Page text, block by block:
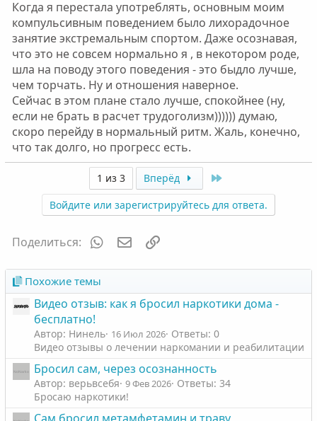
Когда я перестала употреблять, основным моим
компульсивным поведением было лихорадочное
занятие экстремальным спортом. Даже осознавая,
что это не совсем нормально я , в некотором роде,
шла на поводу этого поведения - это быдло лучше,
чем торчать. Ну и отношения наверное.
Сейчас в этом плане стало лучше, спокойнее (ну,
если не брать в расчет трудоголизм)))))) думаю,
скоро перейду в нормальный ритм. Жаль, конечно,
что так долго, но прогресс есть.
1 из 3 Вперёд
Войдите или зарегистрируйтесь для ответа.
Поделиться: WhatsAppЭлектронная почта
Похожие темы
Видео отзыв: как я бросил наркотики дома -
бесплатно!
Автор: Нинель 16 Июл 2026 Ответы: 0
Видео отзывы о лечении наркомании и реабилитации
Бросил сам, через осознанность
Автор: верьвсебя 9 Фев 2026 Ответы: 34
Бросаю наркотики!